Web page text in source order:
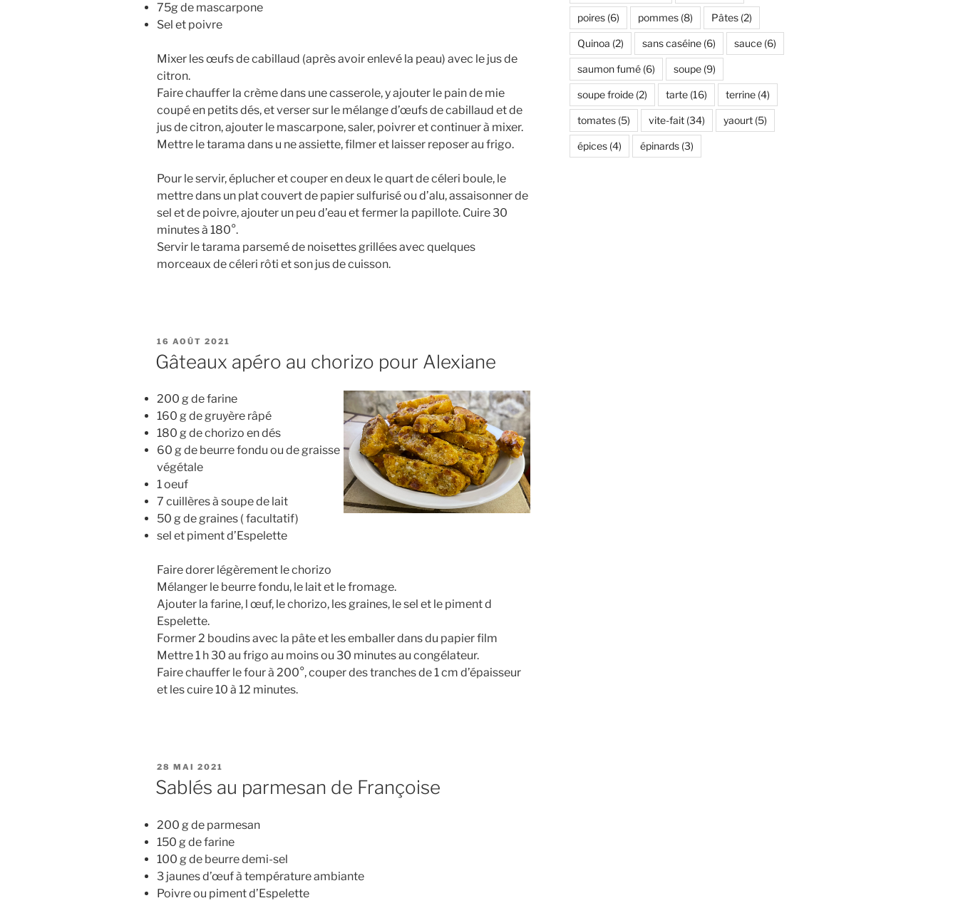
75g de mascarpone
Sel et poivre
Mixer les œufs de cabillaud (après avoir enlevé la peau) avec le jus de
citron.
Faire chauffer la crème dans une casserole, y ajouter le pain de mie
coupé en petits dés, et verser sur le mélange d’œufs de cabillaud et de
jus de citron, ajouter le mascarpone, saler, poivrer et continuer à mixer.
Mettre le tarama dans u ne assiette, filmer et laisser reposer au frigo.
Pour le servir, éplucher et couper en deux le quart de céleri boule, le
mettre dans un plat couvert de papier sulfurisé ou d’alu, assaisonner de
sel et de poivre, ajouter un peu d’eau et fermer la papillote. Cuire 30
minutes à 180°.
Servir le tarama parsemé de noisettes grillées avec quelques
morceaux de céleri rôti et son jus de cuisson.
PUBLIÉ
LE
16 AOÛT 2021
Gâteaux apéro au chorizo pour Alexiane
200 g de farine
160 g de gruyère râpé
180 g de chorizo en dés
60 g de beurre fondu ou de graisse
végétale
1 oeuf
7 cuillères à soupe de lait
50 g de graines ( facultatif)
sel et piment d’Espelette
Faire dorer légèrement le chorizo
Mélanger le beurre fondu, le lait et le fromage.
Ajouter la farine, l œuf, le chorizo, les graines, le sel et le piment d
Espelette.
Former 2 boudins avec la pâte et les emballer dans du papier film
Mettre 1 h 30 au frigo au moins ou 30 minutes au congélateur.
Faire chauffer le four à 200°, couper des tranches de 1 cm d’épaisseur
et les cuire 10 à 12 minutes.
PUBLIÉ
LE
28 MAI 2021
Sablés au parmesan de Françoise
200 g de parmesan
150 g de farine
100 g de beurre demi-sel
3 jaunes d’œuf à température ambiante
Poivre ou piment d’Espelette
poires(6) pommes(8) Pâtes(2)
Quinoa (2) sans caséine(6) sauce(6)
saumon fumé(6) soupe(9)
soupe froide(2) tarte(16) terrine(4)
tomates(5) vite-fait(34) yaourt(5)
épices(4) épinards(3)